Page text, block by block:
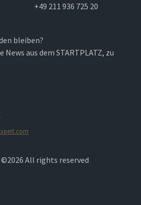
+49 211 936 725 20
bleiben?
aus dem STARTPLATZ, zu
©2026 All rights reserved